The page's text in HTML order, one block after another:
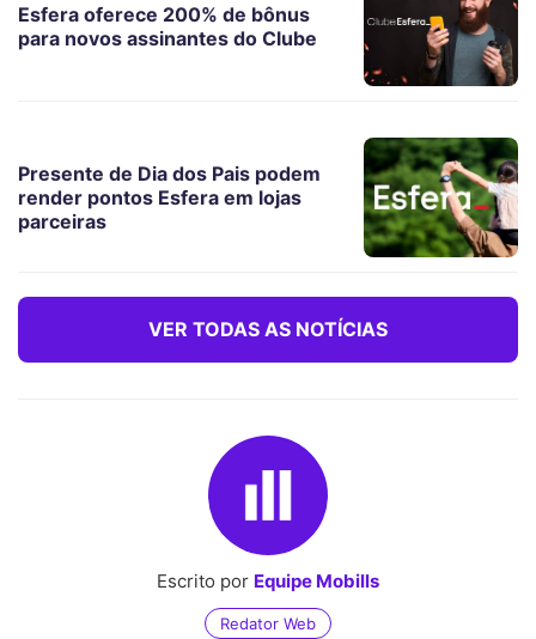
Esfera oferece 200% de bônus
para novos assinantes do Clube
Presente de Dia dos Pais podem
render pontos Esfera em lojas
parceiras
VER TODAS AS NOTÍCIAS
Escrito por Equipe Mobills
Redator Web